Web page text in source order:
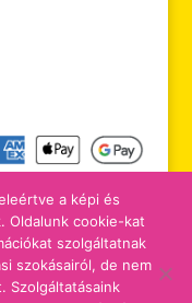
a képi és
Oldalunk cookie-kat
szolgáltatnak
szokásairól, de nem
Szolgáltatásaink